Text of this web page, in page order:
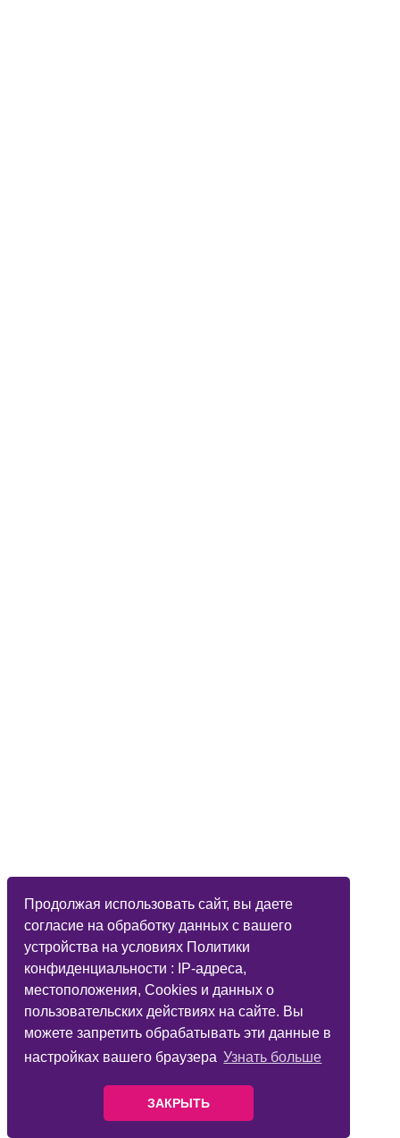
Продолжая использовать сайт, вы даете
согласие на обработку данных с вашего
устройства на условиях Политики
конфиденциальности : IP-адреса,
местоположения, Cookies и данных о
пользовательских действиях на сайте. Вы
можете запретить обрабатывать эти данные в
настройках вашего браузера Узнать больше
ЗАКРЫТЬ